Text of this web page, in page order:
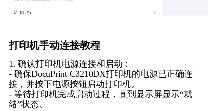
打印机手动连接教程
1. 确认打印机电源连接和启动：
- 确保DocuPrint C3210DX打印机的电源已正确连
接，并按下电源按钮启动打印机。
- 等待打印机完成启动过程，直到显示屏显示“就
绪”状态。